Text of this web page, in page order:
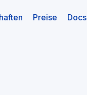
Preise Docs